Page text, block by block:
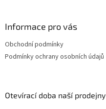
Informace pro vás
Obchodní podmínky
Podmínky ochrany osobních údajů
Otevírací doba naší prodejny